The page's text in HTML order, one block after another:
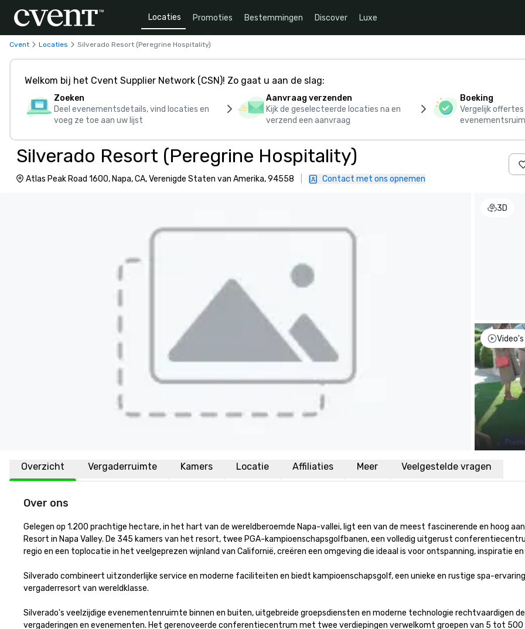
Locaties Promoties Bestemmingen Discover Luxe
Cvent Locaties Silverado Resort (Peregrine Hospitality)
Welkom bij het Cvent Supplier Network (CSN)! Zo gaat u aan de slag:
Zoeken
Deel evenementsdetails, vind locaties en
voeg ze toe aan uw lijst
Aanvraag verzenden
Kijk de geselecteerde locaties na en
verzend een aanvraag
Boeking
Vergelijk offertes
Silverado Resort (Peregrine Hospitality)
Atlas Peak Road 1600, Napa, CA, Verenigde Staten van Amerika, 94558 Contact met ons opnemen
3D
Video's
Overzicht Vergaderruimte Kamers Locatie Affiliaties Meer Veelgestelde vragen
Over ons
Gelegen op 1.200 prachtige hectare, in het hart van de wereldberoemde Napa-vallei, ligt een van de meest fascinerende en hoog
Resort in Napa Valley. De 345 kamers van het resort, twee PGA-kampioenschapsgolfbanen, een volledig uitgerust
regio en een toplocatie in het veelgeprezen wijnland van Californië, creëren een omgeving die ideaal is voor ontspanning, inspiratie
Silverado combineert uitzonderlijke service en moderne faciliteiten en biedt kampioenschapsgolf, een unieke en rustige spa-
vergaderresort van wereldklasse.
Silverado's veelzijdige evenementenruimte binnen en buiten, uitgebreide groepsdiensten en moderne technologie rechtvaardigen
vergaderingen en evenementen. Het gerenoveerde conferentiecentrum met twee verdiepingen verwelkomt groepen van 5 tot